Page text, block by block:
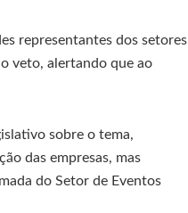
representantes dos setores
veto, alertando que ao
sobre o tema,
das empresas, mas
do Setor de Eventos